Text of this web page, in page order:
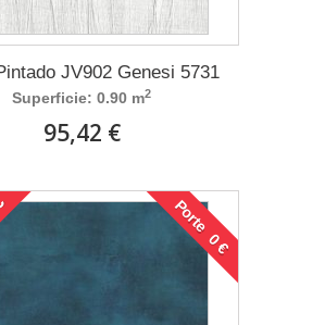
JV902 Genesi 5731
Superficie: 0.90 m2
95,42 €
Porte 0 €